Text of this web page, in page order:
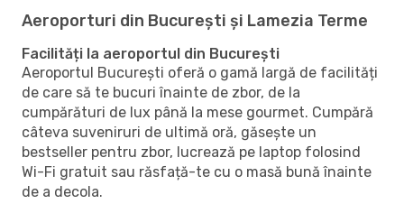
Aeroporturi din București și Lamezia Terme
Facilități la aeroportul din București
Aeroportul București oferă o gamă largă de facilități
de care să te bucuri înainte de zbor, de la
cumpărături de lux până la mese gourmet. Cumpără
câteva suveniruri de ultimă oră, găsește un
bestseller pentru zbor, lucrează pe laptop folosind
Wi-Fi gratuit sau răsfață-te cu o masă bună înainte
de a decola.